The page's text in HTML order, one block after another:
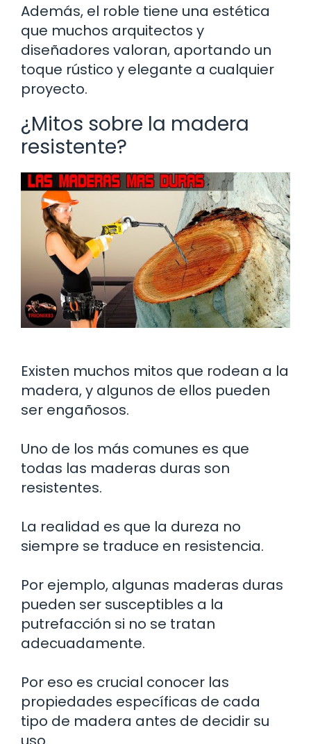
Además, el roble tiene una estética
que muchos arquitectos y
diseñadores valoran, aportando un
toque rústico y elegante a cualquier
proyecto.
¿Mitos sobre la madera
resistente?
Existen muchos mitos que rodean a la
madera, y algunos de ellos pueden
ser engañosos.
Uno de los más comunes es que
todas las maderas duras son
resistentes.
La realidad es que la dureza no
siempre se traduce en resistencia.
Por ejemplo, algunas maderas duras
pueden ser susceptibles a la
putrefacción si no se tratan
adecuadamente.
Por eso es crucial conocer las
propiedades específicas de cada
tipo de madera antes de decidir su